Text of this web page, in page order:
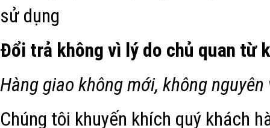
sử dụng
Đổi trả không vì lý do chủ quan từ
Hàng giao không mới, không
Chúng tôi khuyến khích quý khách